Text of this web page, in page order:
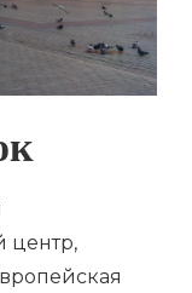
центр,